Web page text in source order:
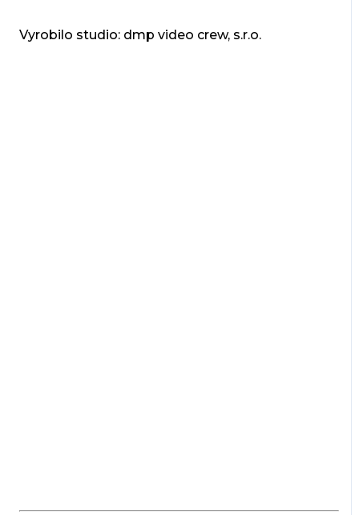
Vyrobilo studio: dmp video crew, s.r.o.